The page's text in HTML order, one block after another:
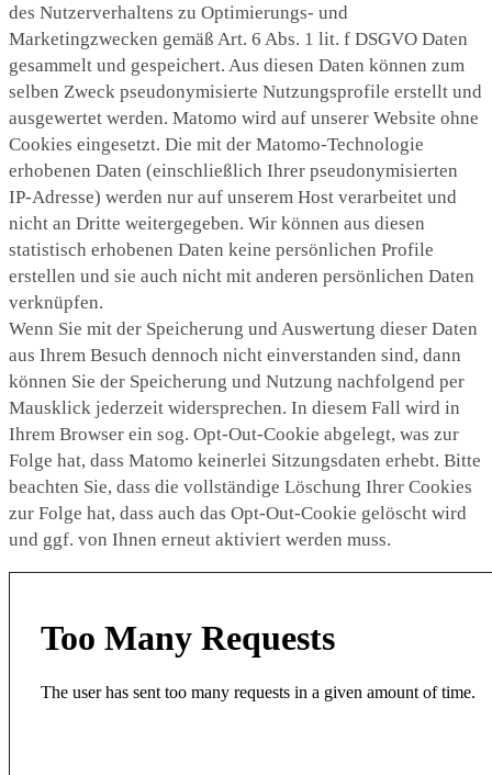
des Nutzerverhaltens zu Optimierungs- und
Marketingzwecken gemäß Art. 6 Abs. 1 lit. f DSGVO Daten
gesammelt und gespeichert. Aus diesen Daten können zum
selben Zweck pseudonymisierte Nutzungsprofile erstellt und
ausgewertet werden. Matomo wird auf unserer Website ohne
Cookies eingesetzt. Die mit der Matomo-Technologie
erhobenen Daten (einschließlich Ihrer pseudonymisierten
IP-Adresse) werden nur auf unserem Host verarbeitet und
nicht an Dritte weitergegeben. Wir können aus diesen
statistisch erhobenen Daten keine persönlichen Profile
erstellen und sie auch nicht mit anderen persönlichen Daten
verknüpfen.
Wenn Sie mit der Speicherung und Auswertung dieser Daten
aus Ihrem Besuch dennoch nicht einverstanden sind, dann
können Sie der Speicherung und Nutzung nachfolgend per
Mausklick jederzeit widersprechen. In diesem Fall wird in
Ihrem Browser ein sog. Opt-Out-Cookie abgelegt, was zur
Folge hat, dass Matomo keinerlei Sitzungsdaten erhebt. Bitte
beachten Sie, dass die vollständige Löschung Ihrer Cookies
zur Folge hat, dass auch das Opt-Out-Cookie gelöscht wird
und ggf. von Ihnen erneut aktiviert werden muss.